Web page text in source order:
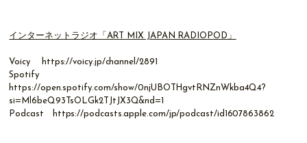
インターネットラジオ「ART MIX JAPAN RADIOPOD」
Voicy
https://voicy.jp/channel/2891
Spotify
https://open.spotify.com/show/0njUBOTHgvtRNZnWkba4Q4?
si=Ml6beQ93TsOLGk2TJtJX3Q&nd=1
Podcast
https://podcasts.apple.com/jp/podcast/id1607863862